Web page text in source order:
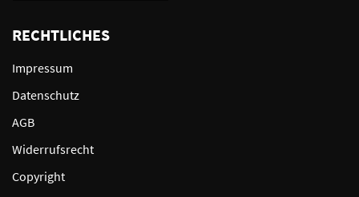
RECHTLICHES
Impressum
Datenschutz
AGB
Widerrufsrecht
Copyright